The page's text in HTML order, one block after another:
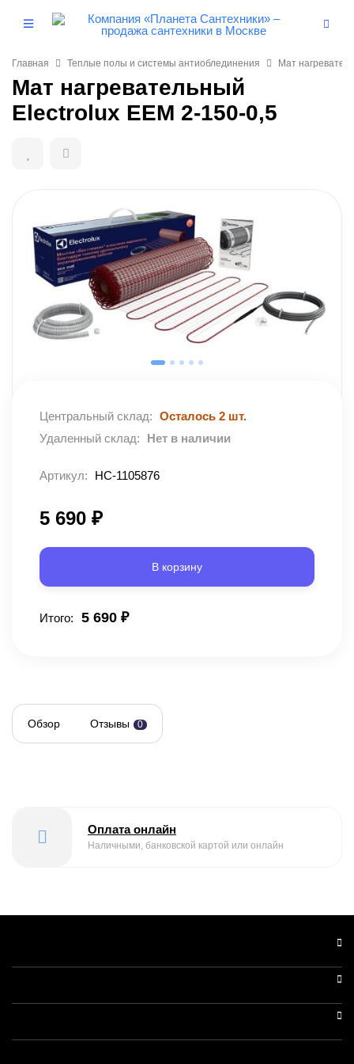
Главная Теплые полы и системы антиоблединения Мат
Мат нагревательный
Electrolux EEM 2-150-0,5
Центральный склад: Осталось 2 шт.
Удаленный склад:
Нет в наличии
Артикул: НС-1105876
5 690 ₽
В корзину
Итого: 5 690 ₽
Обзор Отзывы 0
Оплата онлайн
Наличными, банковской картой или онлайн